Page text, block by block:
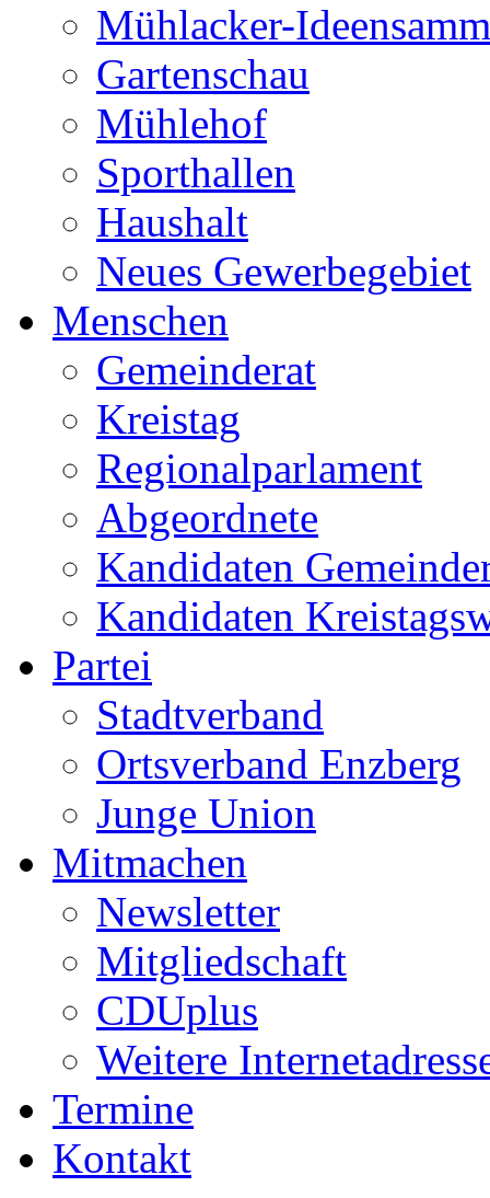
Mühlacker-
Gartenschau
Mühlehof
Sporthallen
Haushalt
Neues Gewerbegebiet
Menschen
Gemeinderat
Kreistag
Regionalparlament
Abgeordnete
Kandidaten
Kandidaten
Partei
Stadtverband
Ortsverband Enzberg
Junge Union
Mitmachen
Newsletter
Mitgliedschaft
CDUplus
Weitere
Termine
Kontakt